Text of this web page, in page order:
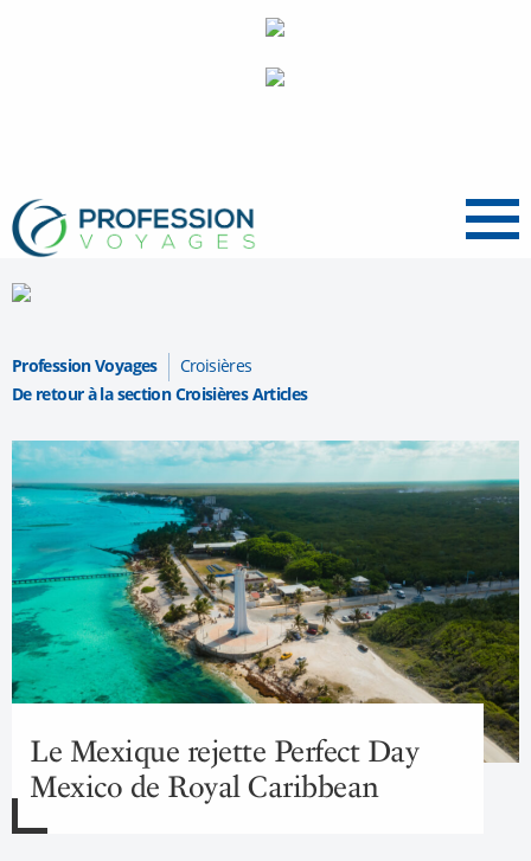
Menu
Profession Voyages
Croisières
De retour à la section Croisières Articles
Le Mexique rejette Perfect Day
Mexico de Royal Caribbean